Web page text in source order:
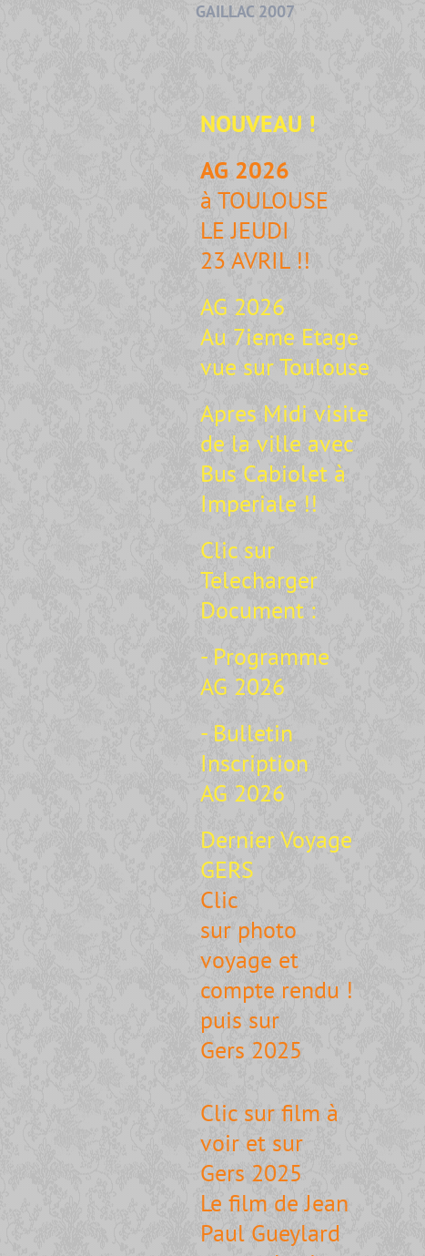
GAILLAC 2007
NOUVEAU !
AG 2026
à TOULOUSE
LE JEUDI
23 AVRIL !!
AG 2026
Au 7ieme Etage
vue sur Toulouse
Apres Midi visite
de la ville avec
Bus Cabiolet à
Imperiale !!
Clic sur
Telecharger
Document :
- Programme
AG 2026
- Bulletin
Inscription
AG 2026
Dernier Voyage
GERS
Clic
sur photo
voyage et
compte rendu !
puis sur
Gers 2025
Clic sur film à
voir et sur
Gers 2025
Le film de Jean
Paul Gueylard